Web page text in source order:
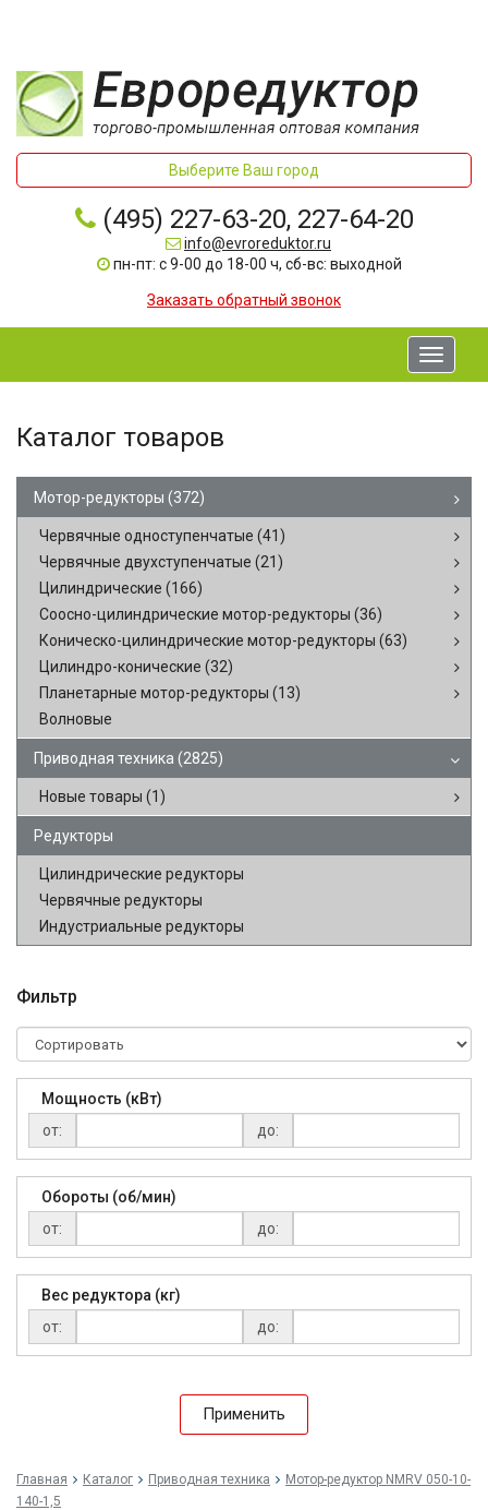
Выберите Ваш город
(495) 227-63-20, 227-64-20
info@evroreduktor.ru
пн-пт: с 9-00 до 18-00 ч, сб-вс: выходной
Заказать обратный звонок
Toggle
Каталог товаров
Мотор-редукторы (372)
Червячные одноступенчатые (41)
Червячные двухступенчатые (21)
Цилиндрические (166)
Соосно-цилиндрические мотор-редукторы (36)
Коническо-цилиндрические мотор-редукторы (63)
Цилиндро-конические (32)
Планетарные мотор-редукторы (13)
Волновые
Приводная техника (2825)
Новые товары (1)
Редукторы
Цилиндрические редукторы
Червячные редукторы
Индустриальные редукторы
Фильтр
Мощность (кВт)
от:
до:
Обороты (об/мин)
от:
до:
Вес редуктора (кг)
от:
до:
Применить
Главная Каталог Приводная техника
Мо­тор-ре­дук­тор NMRV 050-10-
140-1,5